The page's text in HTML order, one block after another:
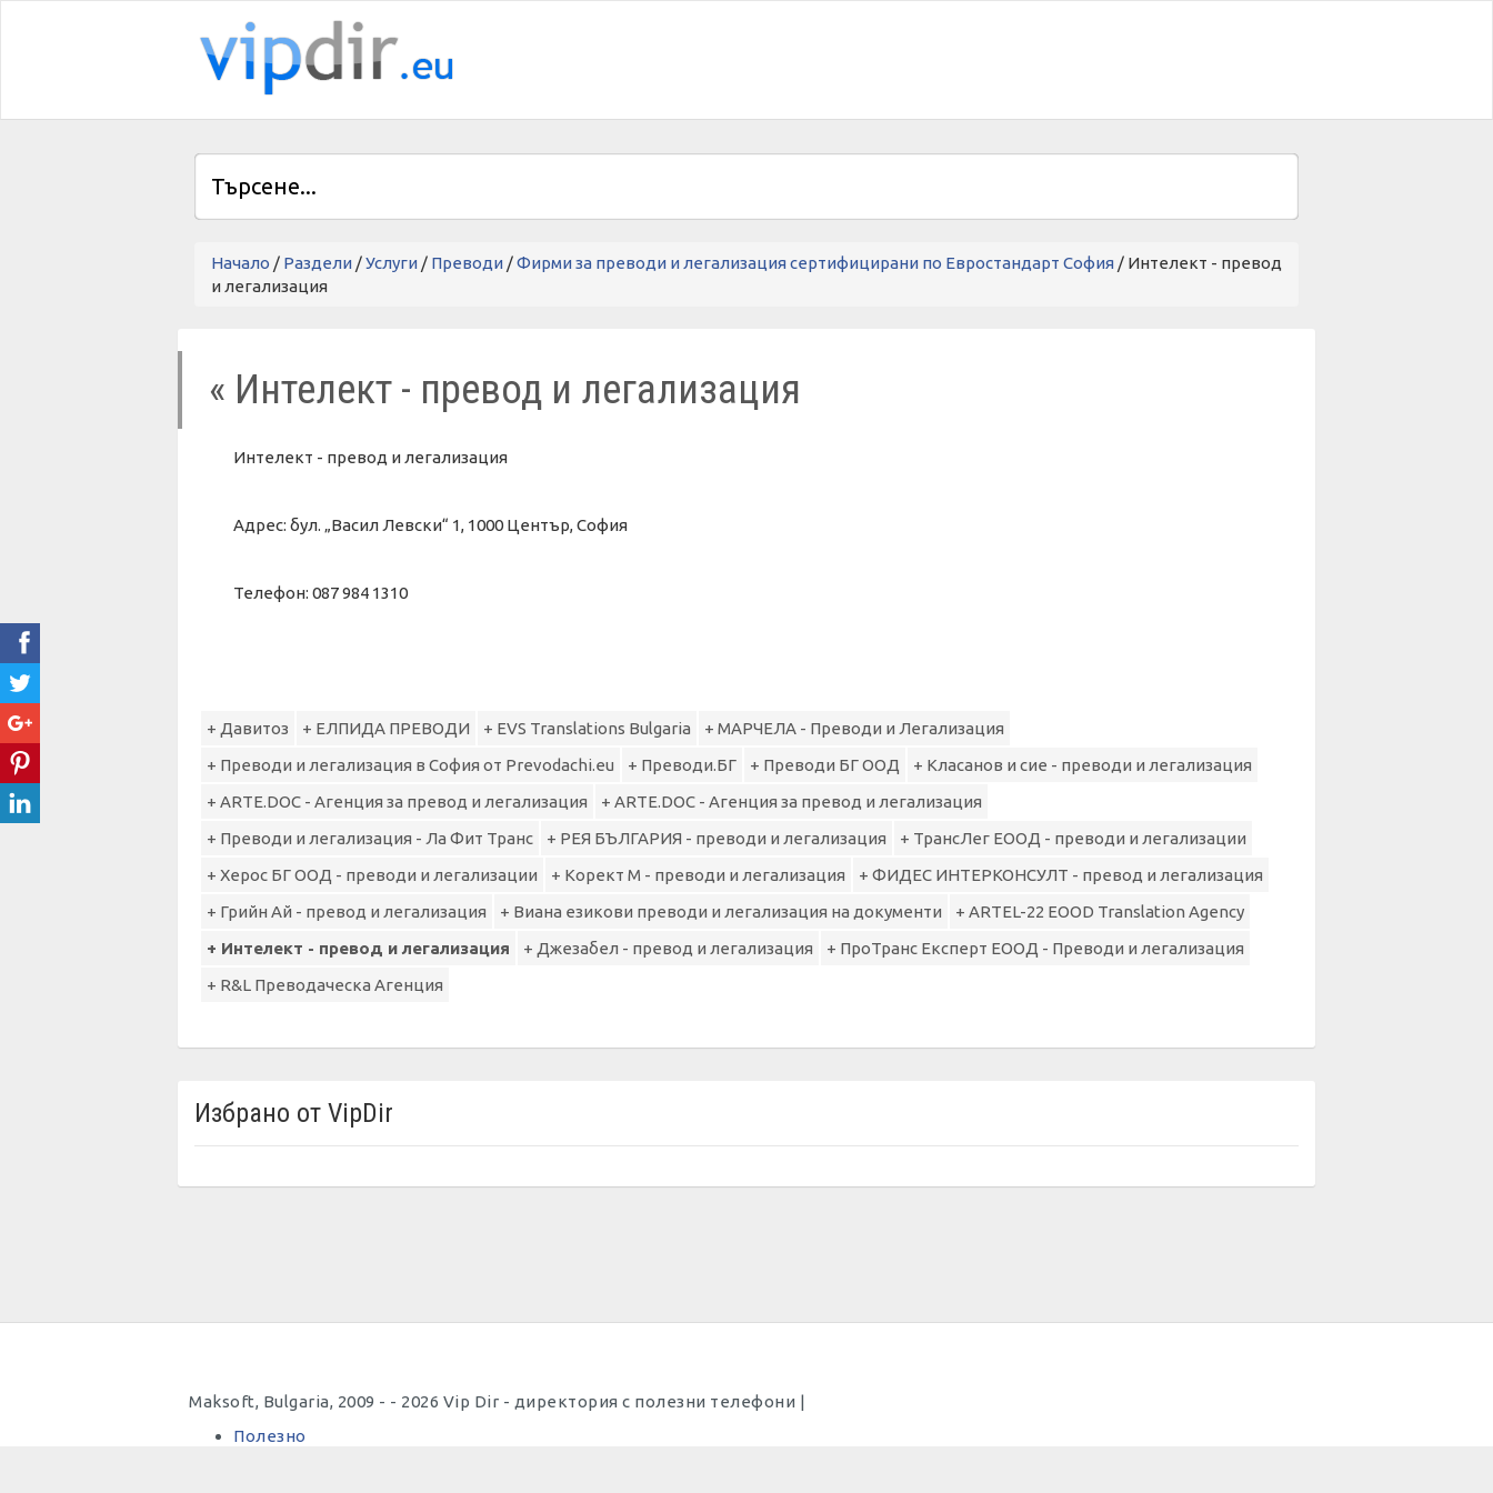
Начало / Раздели /Услуги / Преводи /Фирми за преводи и легализация сертифицирани по Евростандарт София / Интелект - превод
и легализация
« Интелект - превод и легализация
Интелект - превод и легализация
Адрес: бул. „Васил Левски“ 1, 1000 Център, София
Телефон: 087 984 1310
+ Давитоз + ЕЛПИДА ПРЕВОДИ + EVS Translations Bulgaria
+ МАРЧЕЛА - Преводи и Легализация
+ Преводи и легализация в София от Prevodachi.eu
+ Преводи.БГ + Преводи БГ ООД
+ Класанов и сие - преводи и легализация
+ ARTE.DOC - Агенция за превод и легализация
+ ARTE.DOC - Агенция за превод и легализация
+ Преводи и легализация - Ла Фит Транс
+ РЕЯ БЪЛГАРИЯ - преводи и легализация
+ ТрансЛег ЕООД - преводи и легализации
+ Херос БГ ООД - преводи и легализации
+ Корект М - преводи и легализация
+ ФИДЕС ИНТЕРКОНСУЛТ - превод и легализация
+ Грийн Ай - превод и легализация
+ Виана езикови преводи и легализация на документи
+ ARTEL-22 EOOD Translation Agency
+ Интелект - превод и легализация
+ Джезабел - превод и легализация
+ ПроТранс Експерт ЕООД - Преводи и легализация
+ R&L Преводаческа Агенция
Избрано от VipDir
Maksoft, Bulgaria, 2009 - - 2026 Vip Dir - директория с полезни телефони |
Полезно